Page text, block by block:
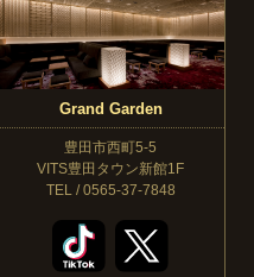
Grand Garden
豊田市西町5-5
VITS豊田タウン新館1F
TEL / 0565-37-7848